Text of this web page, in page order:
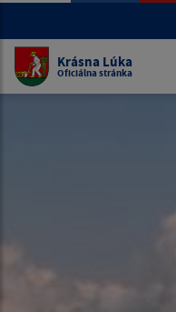
Krásna Lúka
Oficiálna stránka